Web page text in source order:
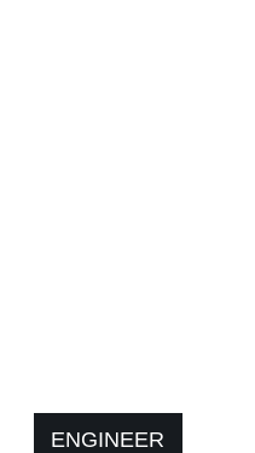
ENGINEER